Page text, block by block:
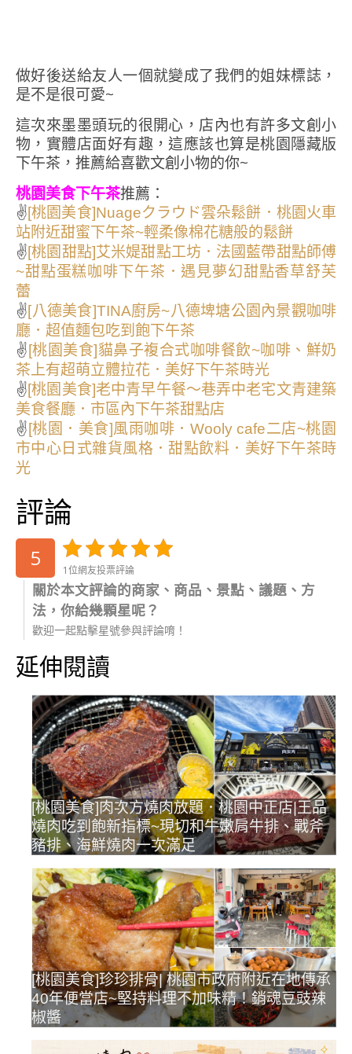
做好後送給友人一個就變成了我們的姐妹標誌，
是不是很可愛~
這次來墨墨頭玩的很開心，店內也有許多文創小
物，實體店面好有趣，這應該也算是桃園隱藏版
下午茶，推薦給喜歡文創小物的你~
桃園美食下午茶推薦：
✌[桃園美食]Nuageクラウド雲朵鬆餅．桃園火車
站附近甜蜜下午茶~輕柔像棉花糖般的鬆餅
✌[桃園甜點]艾米媞甜點工坊．法國藍帶甜點師傅
~甜點蛋糕咖啡下午茶．遇見夢幻甜點香草舒芙
蕾
✌[八德美食]TINA廚房~八德埤塘公園內景觀咖啡
廳．超值麵包吃到飽下午茶
✌ [桃園美食]貓鼻子複合式咖啡餐飲~咖啡、鮮奶
茶上有超萌立體拉花．美好下午茶時光
✌[桃園美食]老中青早午餐～巷弄中老宅文青建築
美食餐廳．市區內下午茶甜點店
✌ [桃園．美食]風雨咖啡．Wooly cafe二店~桃園
市中心日式雜貨風格．甜點飲料．美好下午茶時
光
評論
5 1位網友投票評論
關於本文評論的商家、商品、景點、議題、方
法，你給幾顆星呢？
歡迎一起點擊星號參與評論唷！
延伸閱讀
[桃園美食]肉次方燒肉放題．桃園中正店|王品
燒肉吃到飽新指標~現切和牛嫩肩牛排、戰斧
豬排、海鮮燒肉一次滿足
[桃園美食]珍珍排骨| 桃園市政府附近在地傳承
40年便當店~堅持料理不加味精！銷魂豆豉辣
椒醬